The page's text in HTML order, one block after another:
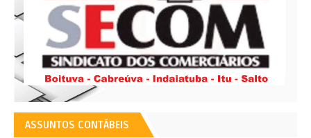
ASSUNTOS CONTÁBEIS